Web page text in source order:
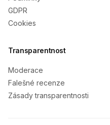
GDPR
Cookies
Transparentnost
Moderace
Falešné recenze
Zásady transparentnosti